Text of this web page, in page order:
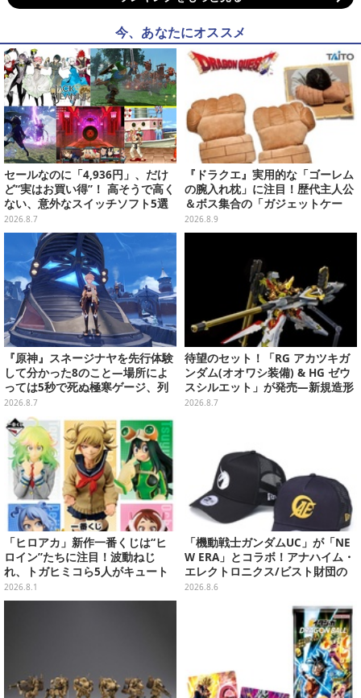
今、あなたにオススメ
セールなのに「4,936円」、だけ
ど“実はお買い得”！ 高そうで高く
ない、意外なスイッチソフト5選
2026.8.7
『ドラクエ』実用的な「ゴーレム
の腕入れ枕」に注目！歴代主人公
＆ボス集合の「ガジェットケー
ス」ほか9プライズが続々展開
2026.8.9
『原神』スネージナヤを先行体験
して分かった8のこと―場所によ
っては5秒で死ぬ極寒ゲージ、列
車は“ダイナミック途中下車”可能
など自由度高め
2026.8.7
待望のセット！「RG アカツキガ
ンダム(オオワシ装備) & HG ゼウ
スシルエット」が発売―新規造形
の股関節強化パーツも付属
2026.8.7
「ヒロアカ」新作一番くじは“ヒ
ロイン”たちに注目！波動ねじ
れ、トガヒミコら5人がキュート
に立体化
2026.8.1
「機動戦士ガンダムUC」が「NE
W ERA」とコラボ！アナハイム・
エレクトロニクス/ビスト財団の
キャップが予約開始
2026.8.6